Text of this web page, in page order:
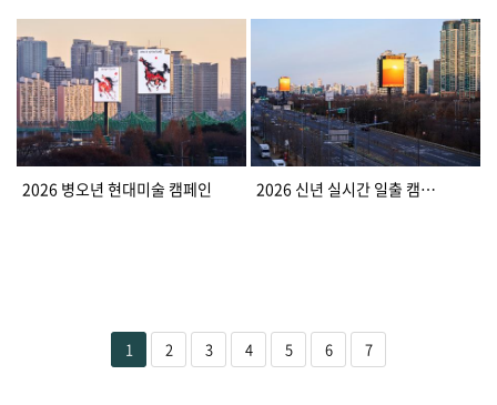
2026 병오년 현대미술 캠페인 2026 신년 실시간 일출 캠페인
1 2 3 4 5 6 7